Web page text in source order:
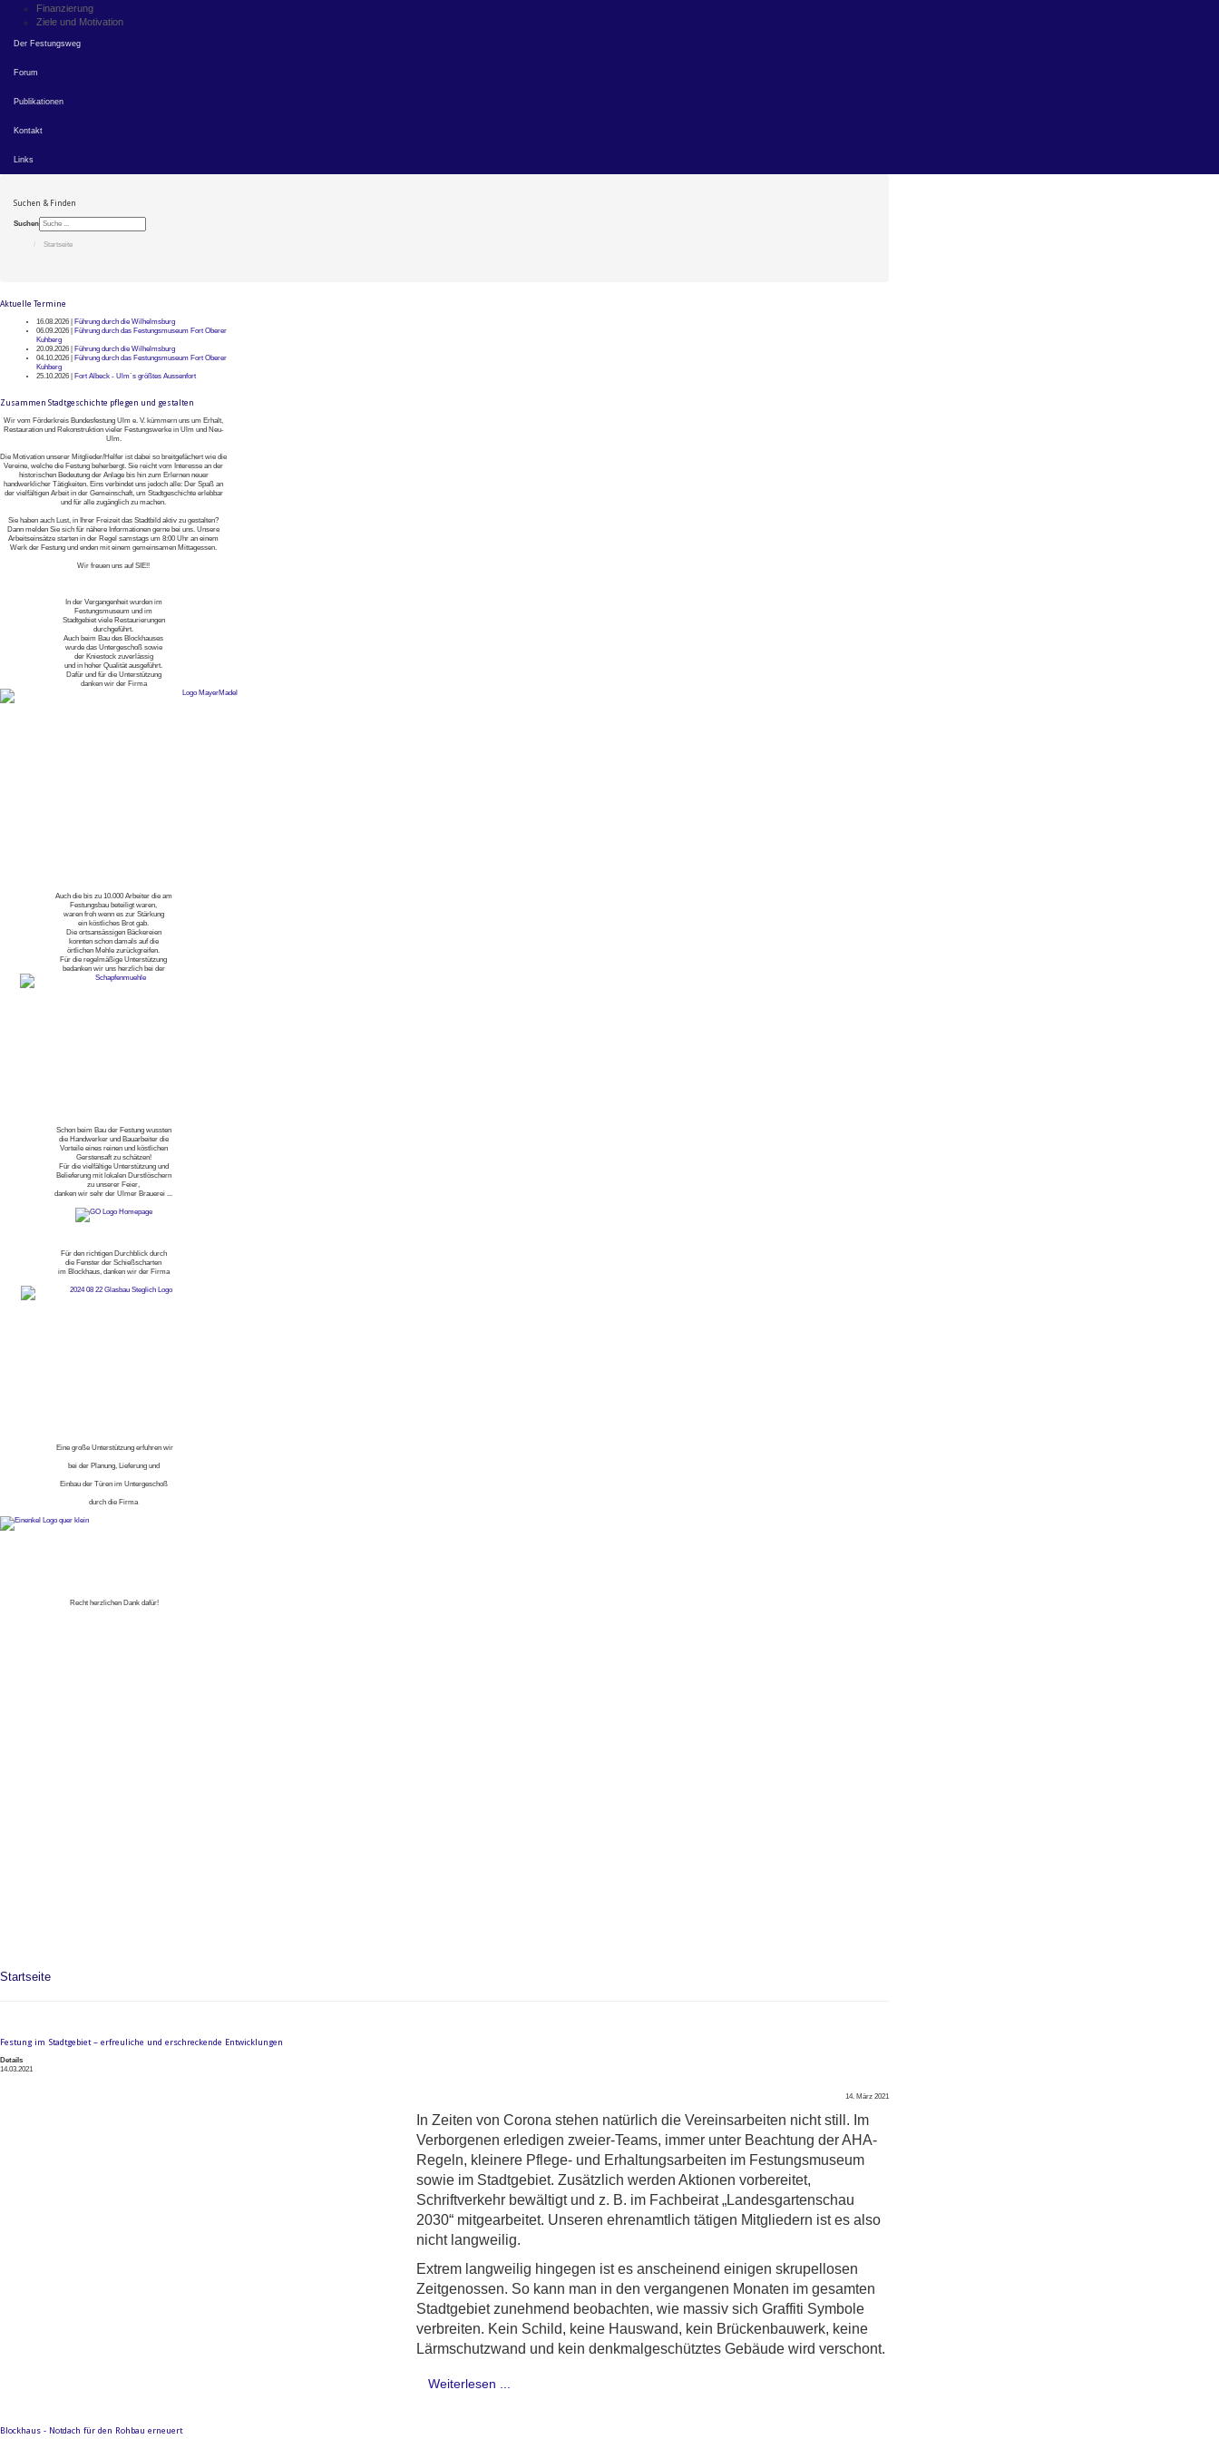
Finanzierung
Ziele und Motivation
Der Festungsweg
Forum
Publikationen
Kontakt
Links
Suchen & Finden
Suchen
Startseite
Aktuelle Termine
16.08.2026 |
Führung durch die Wilhelmsburg
06.09.2026 |
Führung durch das Festungsmuseum Fort Oberer
Kuhberg
20.09.2026 |
Führung durch die Wilhelmsburg
04.10.2026 |
Führung durch das Festungsmuseum Fort Oberer
Kuhberg
25.10.2026 |
Fort Albeck - Ulm`s größtes Aussenfort
Zusammen Stadtgeschichte pflegen und gestalten
Wir vom Förderkreis Bundesfestung Ulm e. V. kümmern uns um Erhalt,
Restauration und Rekonstruktion vieler Festungswerke in Ulm und Neu-
Ulm.
Die Motivation unserer Mitglieder/Helfer ist dabei so breitgefächert wie die
Vereine, welche die Festung beherbergt. Sie reicht vom Interesse an der
historischen Bedeutung der Anlage bis hin zum Erlernen neuer
handwerklicher Tätigkeiten. Eins verbindet uns jedoch alle: Der Spaß an
der vielfältigen Arbeit in der Gemeinschaft, um Stadtgeschichte erlebbar
und für alle zugänglich zu machen.
Sie haben auch Lust, in Ihrer Freizeit das Stadtbild aktiv zu gestalten?
Dann melden Sie sich für nähere Informationen gerne bei uns. Unsere
Arbeitseinsätze starten in der Regel samstags um 8:00 Uhr an einem
Werk der Festung und enden mit einem gemeinsamen Mittagessen.
Wir freuen uns auf SIE!!
In der Vergangenheit wurden im
Festungsmuseum und im
Stadtgebiet viele Restaurierungen
durchgeführt.
Auch beim Bau des Blockhauses
wurde das Untergeschoß sowie
der Kniestock zuverlässig
und in hoher Qualität ausgeführt.
Dafür und für die Unterstützung
danken wir der Firma
Auch die bis zu 10.000 Arbeiter die am
Festungsbau beteiligt waren,
waren froh wenn es zur Stärkung
ein köstliches Brot gab.
Die ortsansässigen Bäckereien
konnten schon damals auf die
örtlichen Mehle zurückgreifen.
Für die regelmäßige Unterstützung
bedanken wir uns herzlich bei der
Schon beim Bau der Festung wussten
die Handwerker und Bauarbeiter die
Vorteile eines reinen und köstlichen
Gerstensaft zu schätzen!
Für die vielfältige Unterstützung und
Belieferung mit lokalen Durstlöschern
zu unserer Feier,
danken wir sehr der Ulmer Brauerei ...
Für den richtigen Durchblick durch
die Fenster der Schießscharten
im Blockhaus, danken wir der Firma
Eine große Unterstützung erfuhren wir
bei der Planung, Lieferung und
Einbau der Türen im Untergeschoß
durch die Firma
Recht herzlichen Dank dafür!
Startseite
Festung im Stadtgebiet – erfreuliche und erschreckende Entwicklungen
Details
14.03.2021
14. März 2021
In Zeiten von Corona stehen natürlich die Vereinsarbeiten nicht still. Im
Verborgenen erledigen zweier-Teams, immer unter Beachtung der AHA-
Regeln, kleinere Pflege- und Erhaltungsarbeiten im Festungsmuseum
sowie im Stadtgebiet. Zusätzlich werden Aktionen vorbereitet,
Schriftverkehr bewältigt und z. B. im Fachbeirat „Landesgartenschau
2030“ mitgearbeitet. Unseren ehrenamtlich tätigen Mitgliedern ist es also
nicht langweilig.
Extrem langweilig hingegen ist es anscheinend einigen skrupellosen
Zeitgenossen. So kann man in den vergangenen Monaten im gesamten
Stadtgebiet zunehmend beobachten, wie massiv sich Graffiti Symbole
verbreiten. Kein Schild, keine Hauswand, kein Brückenbauwerk, keine
Lärmschutzwand und kein denkmalgeschütztes Gebäude wird verschont.
Weiterlesen ...
Blockhaus - Notdach für den Rohbau erneuert